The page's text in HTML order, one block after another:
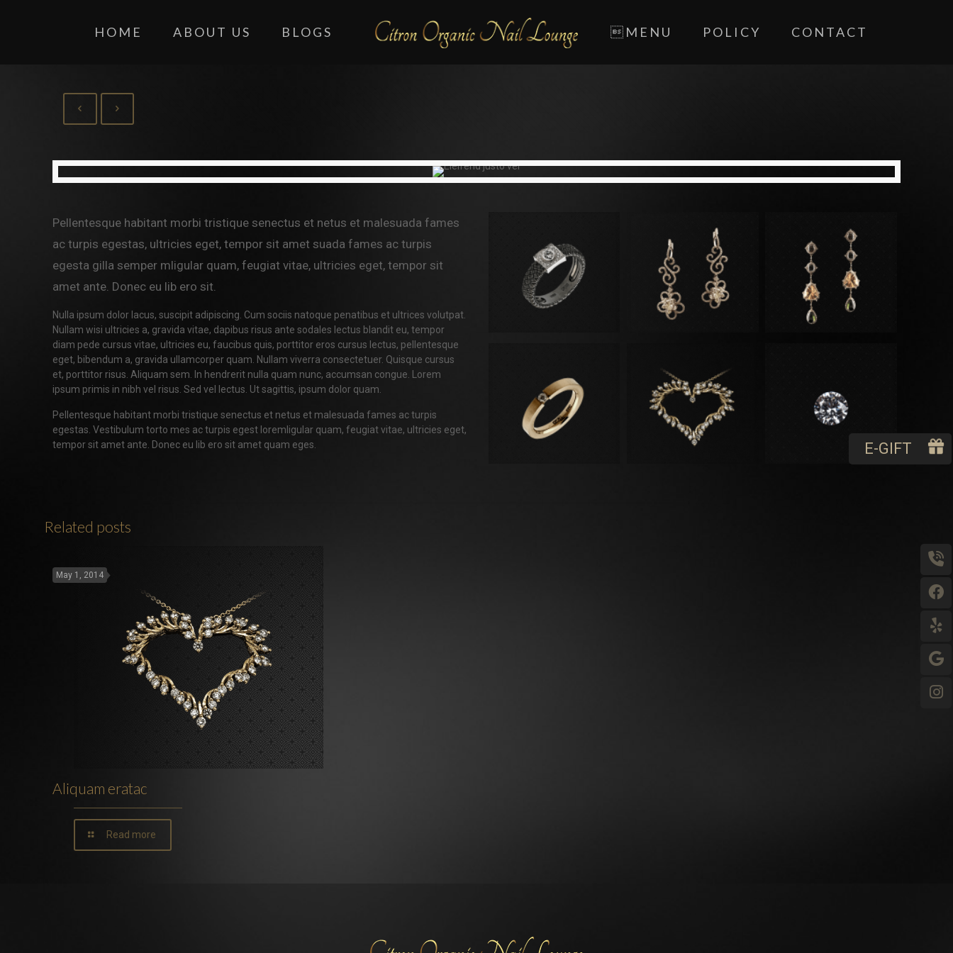
HOME ABOUT US BLOGS MENU POLICY CONTACT
Pellentesque habitant morbi tristique senectus et netus et malesuada fames
ac turpis egestas, ultricies eget, tempor sit amet suada fames ac turpis
egesta gilla semper mligular quam, feugiat vitae, ultricies eget, tempor sit
amet ante. Donec eu lib ero sit.
Nulla ipsum dolor lacus, suscipit adipiscing. Cum sociis natoque penatibus et ultrices volutpat.
Nullam wisi ultricies a, gravida vitae, dapibus risus ante sodales lectus blandit eu, tempor
diam pede cursus vitae, ultricies eu, faucibus quis, porttitor eros cursus lectus, pellentesque
eget, bibendum a, gravida ullamcorper quam. Nullam viverra consectetuer. Quisque cursus
et, porttitor risus. Aliquam sem. In hendrerit nulla quam nunc, accumsan congue. Lorem
ipsum primis in nibh vel risus. Sed vel lectus. Ut sagittis, ipsum dolor quam.
Pellentesque habitant morbi tristique senectus et netus et malesuada fames ac turpis
egestas. Vestibulum torto mes ac turpis egest loremligular quam, feugiat vitae, ultricies eget,
tempor sit amet ante. Donec eu lib ero sit amet quam eges.
Related posts
May 1, 2014
Aliquam eratac
Read more
E-GIFT